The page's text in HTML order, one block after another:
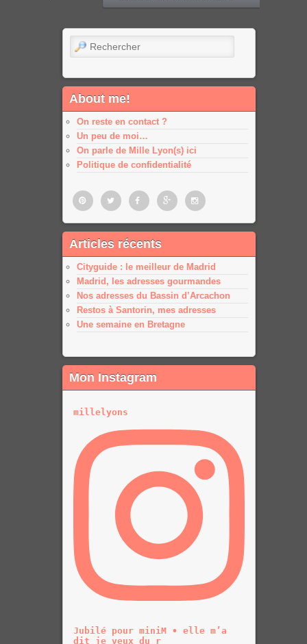
Rechercher
About me!
On reste en contact ?
Un peu de moi…
On parle de Mille Lyon(s) ici
Politique de confidentialité
PinterestTwitter FacebookGoogle
plus
Google
Articles récents
Cityguide : le meilleur de Madrid
Madrid, les adresses gourmandes
Nos adresses du Bassin d’Arcachon
Restos à Santorin, mes adresses
Une semaine en Bretagne
Mon Instagram
millelyons
Jubilé pour miniM • elle m’a
dit je veux du r